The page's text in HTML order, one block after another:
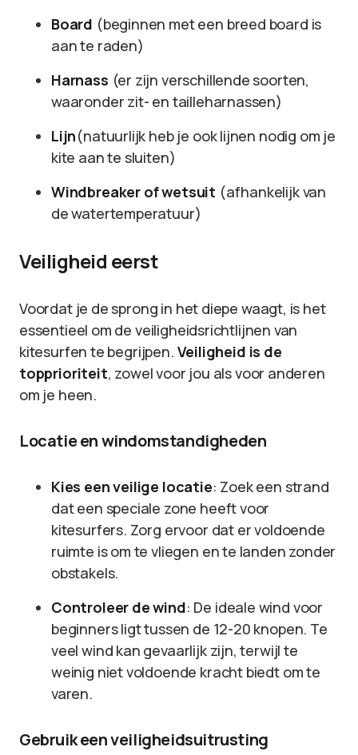
Board (beginnen met een breed board is
aan te raden)
Harnass (er zijn verschillende soorten,
waaronder zit- en tailleharnassen)
Lijn(natuurlijk heb je ook lijnen nodig om je
kite aan te sluiten)
Windbreaker of wetsuit (afhankelijk van
de watertemperatuur)
Veiligheid eerst
Voordat je de sprong in het diepe waagt, is het
essentieel om de veiligheidsrichtlijnen van
kitesurfen te begrijpen. Veiligheid is de
topprioriteit, zowel voor jou als voor anderen
om je heen.
Locatie en windomstandigheden
Kies een veilige locatie: Zoek een strand
dat een speciale zone heeft voor
kitesurfers. Zorg ervoor dat er voldoende
ruimte is om te vliegen en te landen zonder
obstakels.
Controleer de wind: De ideale wind voor
beginners ligt tussen de 12-20 knopen. Te
veel wind kan gevaarlijk zijn, terwijl te
weinig niet voldoende kracht biedt om te
varen.
Gebruik een veiligheidsuitrusting